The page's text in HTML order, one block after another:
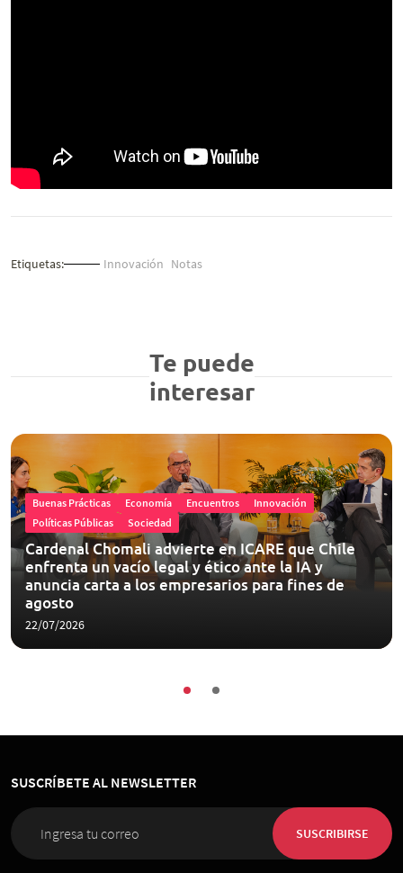
Etiquetas: Innovación Notas
Te puede
interesar
Buenas Prácticas Economía Encuentros
Innovación
Políticas Públicas
Sociedad
Cardenal Chomali advierte en ICARE que Chile
enfrenta un vacío legal y ético ante la IA y
anuncia carta a los empresarios para fines de
agosto
22/07/2026
SUSCRÍBETE AL NEWSLETTER
SUSCRIBIRSE